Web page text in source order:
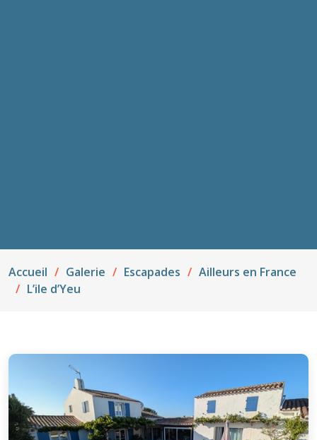
Accueil Galerie Escapades
Ailleurs en France
L’ile d’Yeu